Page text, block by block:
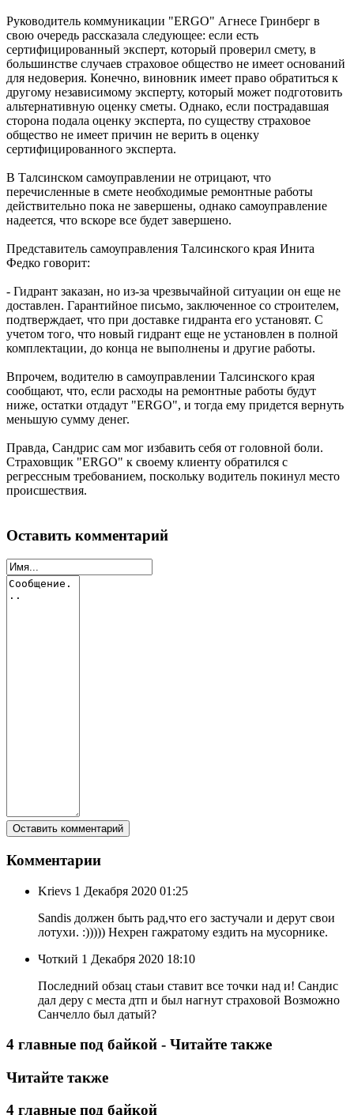
Руководитель коммуникации "ERGO" Агнесе Гринберг в
свою очередь рассказала следующее: если есть
сертифицированный эксперт, который проверил смету, в
большинстве случаев страховое общество не имеет оснований
для недоверия. Конечно, виновник имеет право обратиться к
другому независимому эксперту, который может подготовить
альтернативную оценку сметы. Однако, если пострадавшая
сторона подала оценку эксперта, по существу страховое
общество не имеет причин не верить в оценку
сертифицированного эксперта.
В Талсинском самоуправлении не отрицают, что
перечисленные в смете необходимые ремонтные работы
действительно пока не завершены, однако самоуправление
надеется, что вскоре все будет завершено.
Представитель самоуправления Талсинского края Инита
Федко говорит:
- Гидрант заказан, но из-за чрезвычайной ситуации он еще не
доставлен. Гарантийное письмо, заключенное со строителем,
подтверждает, что при доставке гидранта его установят. С
учетом того, что новый гидрант еще не установлен в полной
комплектации, до конца не выполнены и другие работы.
Впрочем, водителю в самоуправлении Талсинского края
сообщают, что, если расходы на ремонтные работы будут
ниже, остатки отдадут "ERGO", и тогда ему придется вернуть
меньшую сумму денег.
Правда, Сандрис сам мог избавить себя от головной боли.
Страховщик "ERGO" к своему клиенту обратился с
регрессным требованием, поскольку водитель покинул место
происшествия.
Оставить комментарий
Комментарии
Krievs 1 Декабря 2020 01:25
Sandis должен быть рад,что его застучали и дерут свои
лотухи. :))))) Нехрен гажратому ездить на мусорнике.
Чоткий 1 Декабря 2020 18:10
Последний обзац стаьи ставит все точки над и! Сандис
дал деру с места дтп и был нагнут страховой Возможно
Санчелло был датый?
4 главные под байкой - Читайте также
Читайте также
4 главные под байкой